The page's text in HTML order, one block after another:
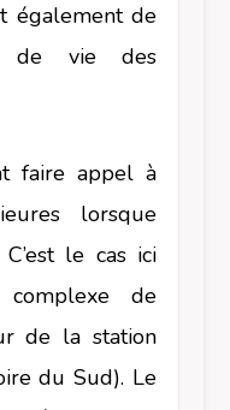
également de
de vie des
faire appel à
lorsque
C’est le cas ici
de
de la station
du Sud). Le